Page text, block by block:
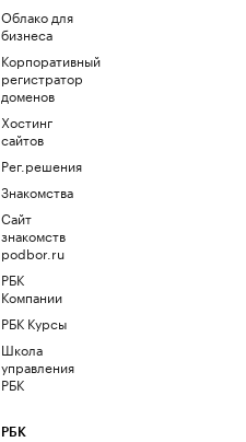
Облако для
бизнеса
Корпоративный
регистратор
доменов
Хостинг
сайтов
Рег.решения
Знакомства
Сайт
знакомств
podbor.ru
РБК
Компании
РБК Курсы
Школа
управления
РБК
РБК